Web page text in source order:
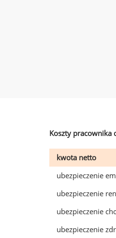
Koszty pracownika
kwota netto
ubezpieczenie
ubezpieczenie
ubezpieczenie
ubezpieczenie